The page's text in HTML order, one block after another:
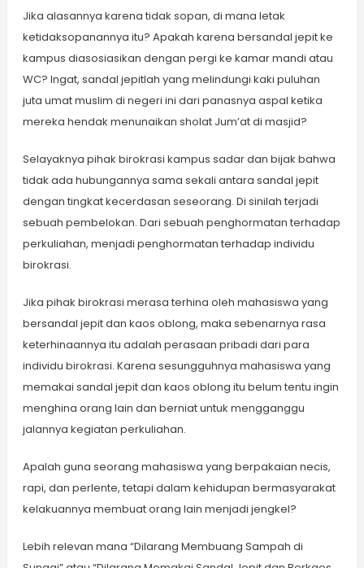
Jika alasannya karena tidak sopan, di mana letak
ketidaksopanannya itu? Apakah karena bersandal jepit ke
kampus diasosiasikan dengan pergi ke kamar mandi atau
WC? Ingat, sandal jepitlah yang melindungi kaki puluhan
juta umat muslim di negeri ini dari panasnya aspal ketika
mereka hendak menunaikan sholat Jum’at di masjid?
Selayaknya pihak birokrasi kampus sadar dan bijak bahwa
tidak ada hubungannya sama sekali antara sandal jepit
dengan tingkat kecerdasan seseorang. Di sinilah terjadi
sebuah pembelokan. Dari sebuah penghormatan terhadap
perkuliahan, menjadi penghormatan terhadap individu
birokrasi.
Jika pihak birokrasi merasa terhina oleh mahasiswa yang
bersandal jepit dan kaos oblong, maka sebenarnya rasa
keterhinaannya itu adalah perasaan pribadi dari para
individu birokrasi. Karena sesungguhnya mahasiswa yang
memakai sandal jepit dan kaos oblong itu belum tentu ingin
menghina orang lain dan berniat untuk mengganggu
jalannya kegiatan perkuliahan.
Apalah guna seorang mahasiswa yang berpakaian necis,
rapi, dan perlente, tetapi dalam kehidupan bermasyarakat
kelakuannya membuat orang lain menjadi jengkel?
Lebih relevan mana “Dilarang Membuang Sampah di